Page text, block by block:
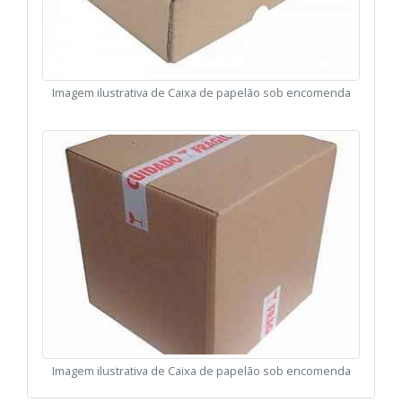
Imagem ilustrativa de Caixa de papelão sob encomenda
Imagem ilustrativa de Caixa de papelão sob encomenda